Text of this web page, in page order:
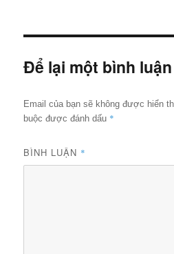
Để lại một bình luận
Email của bạn sẽ không được hiển
buộc được đánh dấu *
BÌNH LUẬN *